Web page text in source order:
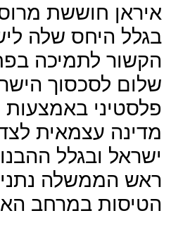
איראן חוששת
בגלל היחס שלה
הקשור לתמיכה
שלום לסכסוך
פלסטיני
מדינה עצמאית
ישראל ובגלל
ראש הממשלה
הטיסות במרחב